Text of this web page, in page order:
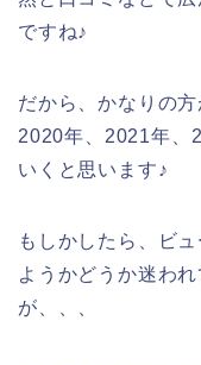
ですね♪
だから、かなりの
2020年、2021年、
いくと思います♪
もしかしたら、ビ
ようかどうか迷わ
が、、、